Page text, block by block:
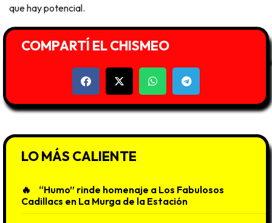
que hay potencial.
COMPARTÍ EL CHISMEO
LO MÁS CALIENTE
“Humo” rinde homenaje a Los Fabulosos
Cadillacs en La Murga de la Estación